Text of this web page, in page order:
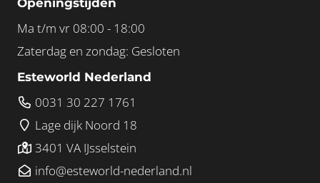
Openingstijden
Ma t/m vr 08:00 - 18:00
Zaterdag en zondag: Gesloten
Esteworld Nederland
0031 30 227 1761
Lage dijk Noord 18
3401 VA IJsselstein
info@esteworld-nederland.nl